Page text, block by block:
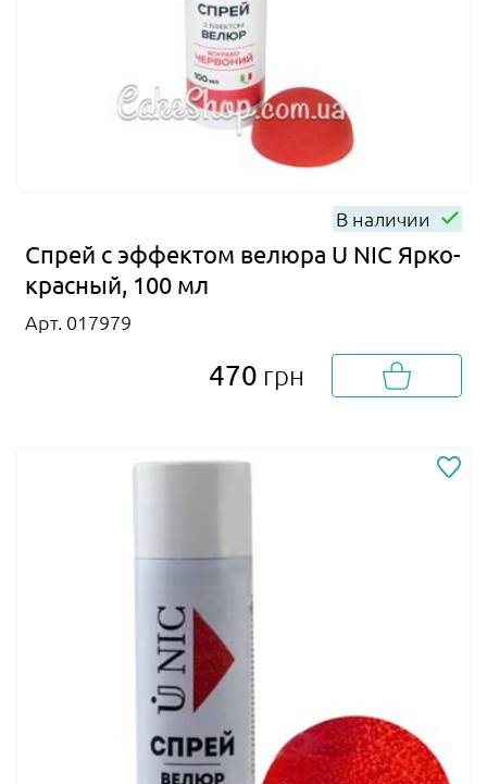
В наличии
Спрей с эффектом велюра U NIC Ярко-
красный, 100 мл
Арт. 017979
470 грн